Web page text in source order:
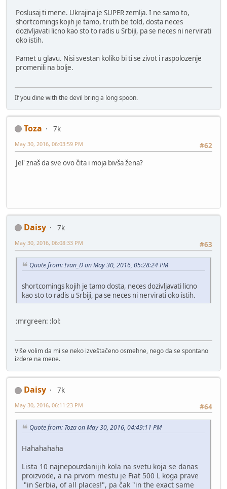
Poslusaj ti mene. Ukrajina je SUPER zemlja. I ne samo to,
shortcomings kojih je tamo, truth be told, dosta neces
dozivljavati licno kao sto to radis u Srbiji, pa se neces ni nervirati
oko istih.
Pamet u glavu. Nisi svestan koliko bi ti se zivot i raspolozenje
promenili na bolje.
If you dine with the devil bring a long spoon.
Toza
7k
#62
May 30, 2016, 06:03:59 PM
Jel' znaš da sve ovo čita i moja bivša žena?
Daisy
7k
#63
May 30, 2016, 06:08:33 PM
Quote from: Ivan_D on May 30, 2016, 05:28:24 PM
shortcomings kojih je tamo dosta, neces dozivljavati licno
kao sto to radis u Srbiji, pa se neces ni nervirati oko istih.
:mrgreen: :lol:
Više volim da mi se neko izveštačeno osmehne, nego da se spontano
izdere na mene.
Daisy
7k
#64
May 30, 2016, 06:11:23 PM
Quote from: Toza on May 30, 2016, 04:49:11 PM
Hahahahaha
Lista 10 najnepouzdanijih kola na svetu koja se danas
proizvode, a na prvom mestu je Fiat 500 L koga prave
"in Serbia, of all places!", pa čak "in the exact same